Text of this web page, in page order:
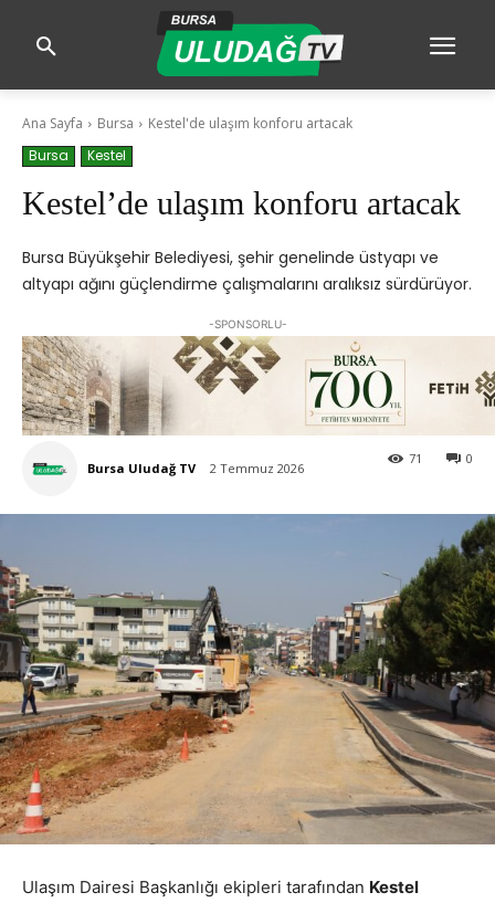
Ana Sayfa Bursa
Kestel'de ulaşım konforu artacak
Bursa
Kestel
Kestel’de ulaşım konforu artacak
Bursa Büyükşehir Belediyesi, şehir genelinde üstyapı ve
altyapı ağını güçlendirme çalışmalarını aralıksız sürdürüyor.
-SPONSORLU-
Bursa Uludağ TV 2 Temmuz 2026
0
71
Ulaşım Dairesi Başkanlığı ekipleri tarafından Kestel